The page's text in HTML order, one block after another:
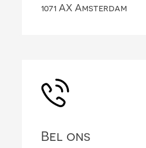
1071 AX Amsterdam
Bel ons